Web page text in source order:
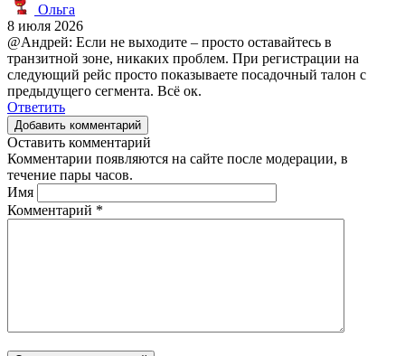
Ольга
8 июля 2026
@Андрей: Если не выходите – просто оставайтесь в
транзитной зоне, никаких проблем. При регистрации на
следующий рейс просто показываете посадочный талон с
предыдущего сегмента. Всё ок.
Ответить
Добавить комментарий
Оставить комментарий
Комментарии появляются на сайте после модерации, в
течение пары часов.
Имя
Комментарий *